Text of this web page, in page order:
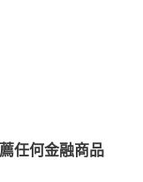
任何金融商品